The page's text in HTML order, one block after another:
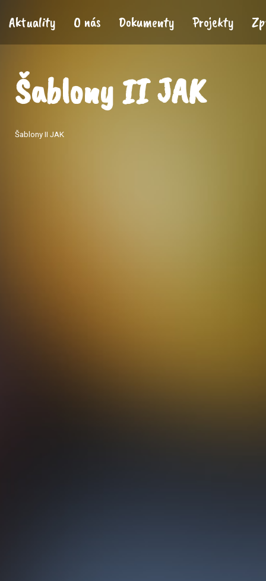
Aktuality O nás Dokumenty Projekty
Šablony II JAK
Šablony II JAK